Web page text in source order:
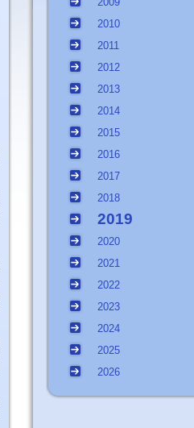
2010
2011
2012
2013
2014
2015
2016
2017
2018
2019
2020
2021
2022
2023
2024
2025
2026